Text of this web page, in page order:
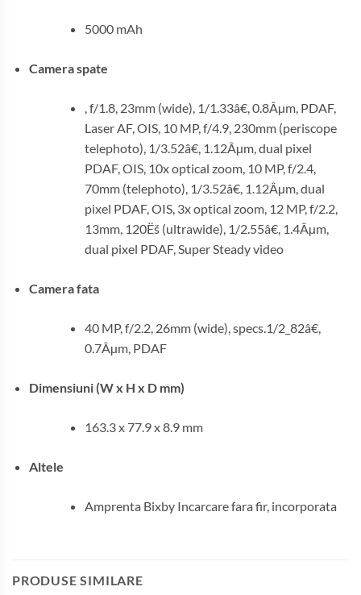
5000 mAh
Camera spate
, f/1.8, 23mm (wide), 1/1.33â€, 0.8Âµm, PDAF,
Laser AF, OIS, 10 MP, f/4.9, 230mm (periscope
telephoto), 1/3.52â€, 1.12Âµm, dual pixel
PDAF, OIS, 10x optical zoom, 10 MP, f/2.4,
70mm (telephoto), 1/3.52â€, 1.12Âµm, dual
pixel PDAF, OIS, 3x optical zoom, 12 MP, f/2.2,
13mm, 120Ëš (ultrawide), 1/2.55â€, 1.4Âµm,
dual pixel PDAF, Super Steady video
Camera fata
40 MP, f/2.2, 26mm (wide), specs.1/2_82â€,
0.7Âµm, PDAF
Dimensiuni (W x H x D mm)
163.3 x 77.9 x 8.9 mm
Altele
Amprenta Bixby Incarcare fara fir, incorporata
PRODUSE SIMILARE